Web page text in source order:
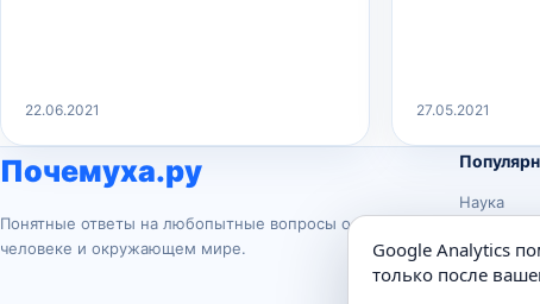
22.06.2021 27.05.2021
Почемуха.ру
Понятные ответы на любопытные вопросы о
человеке и окружающем мире.
Наука
Животные
Google Analytics
только после